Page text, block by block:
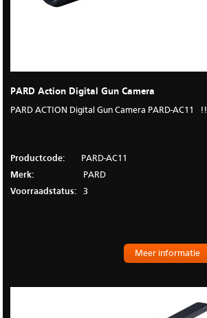
PARD Action Digital Gun Camera
PARD ACTION Digital Gun Camera PARD-AC11 !!
Productcode:
PARD-AC11
Merk:
PARD
Voorraadstatus:
3
Meer informatie